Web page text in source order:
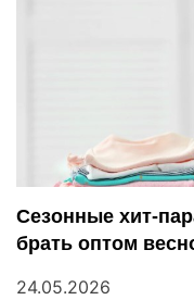
Сезонные хит-
брать оптом
24.05.2026